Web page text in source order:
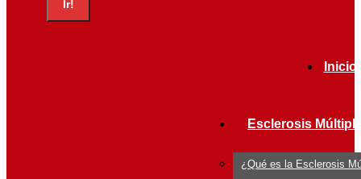
Inicio
Esclerosis
¿Qué es la Esclerosis